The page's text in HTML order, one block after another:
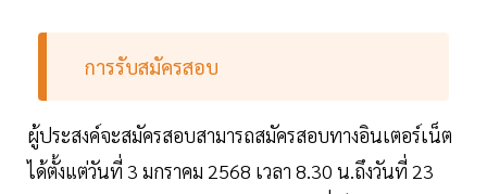
การรับสมัครสอบ
ผู้ประสงค์จะสมัครสอบสามารถสมัครสอบทางอินเตอร์เน็ต
ได้ตั้งแต่วันที่ 3 มกราคม 2568 เวลา 8.30 น.ถึงวันที่ 23